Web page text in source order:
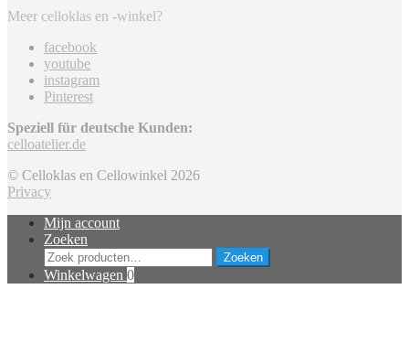
Meer celloklas en -winkel?
facebook
youtube
instagram
Pinterest
Speziell für deutsche Kunden:
celloatelier.de
© Celloklas en Cellowinkel 2026
Privacy
Mijn account
Zoeken
Zoeken
naar:
Zoeken
Winkelwagen 0